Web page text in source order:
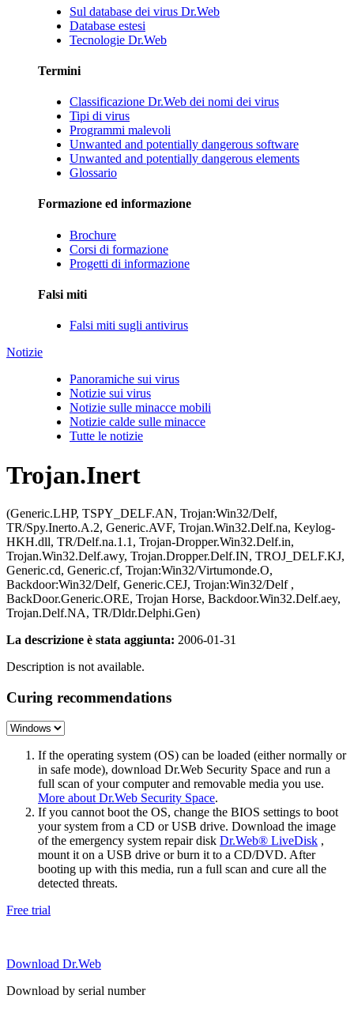
Sul database dei virus Dr.Web
Database estesi
Tecnologie Dr.Web
Termini
Classificazione Dr.Web dei nomi dei virus
Tipi di virus
Programmi malevoli
Unwanted and potentially dangerous software
Unwanted and potentially dangerous elements
Glossario
Formazione ed informazione
Brochure
Corsi di formazione
Progetti di informazione
Falsi miti
Falsi miti sugli antivirus
Notizie
Panoramiche sui virus
Notizie sui virus
Notizie sulle minacce mobili
Notizie calde sulle minacce
Tutte le notizie
Trojan.Inert
(Generic.LHP, TSPY_DELF.AN, Trojan:Win32/Delf,
TR/Spy.Inerto.A.2, Generic.AVF, Trojan.Win32.Delf.na, Keylog-
HKH.dll, TR/Delf.na.1.1, Trojan-Dropper.Win32.Delf.in,
Trojan.Win32.Delf.awy, Trojan.Dropper.Delf.IN, TROJ_DELF.KJ,
Generic.cd, Generic.cf, Trojan:Win32/Virtumonde.O,
Backdoor:Win32/Delf, Generic.CEJ, Trojan:Win32/Delf ,
BackDoor.Generic.ORE, Trojan Horse, Backdoor.Win32.Delf.aey,
Trojan.Delf.NA, TR/Dldr.Delphi.Gen)
La descrizione è stata aggiunta: 2006-01-31
Description is not available.
Curing recommendations
If the operating system (OS) can be loaded (either normally or
in safe mode), download Dr.Web Security Space and run a
full scan of your computer and removable media you use.
More about Dr.Web Security Space.
If you cannot boot the OS, change the BIOS settings to boot
your system from a CD or USB drive. Download the image
of the emergency system repair disk Dr.Web® LiveDisk ,
mount it on a USB drive or burn it to a CD/DVD. After
booting up with this media, run a full scan and cure all the
detected threats.
Free trial
Download Dr.Web
Download by serial number